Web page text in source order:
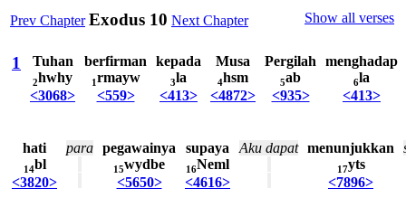
Prev Chapter Exodus 10 Next Chapter Show all verses
1 Tuhan
2hwhy
<3068>
berfirman
1rmayw
<559>
kepada
3la
<413>
Musa
4hsm
<4872>
Pergilah
5ab
<935>
menghadap
6la
<413>
hati
14bl
<3820>
para pegawainya
15wydbe
<5650>
supaya
16Neml
<4616>
Aku dapat menunjukkan
17yts
<7896>